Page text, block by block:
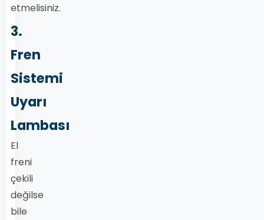
etmelisiniz.
3.
Fren
Sistemi
Uyarı
Lambası
El
freni
çekili
değilse
bile